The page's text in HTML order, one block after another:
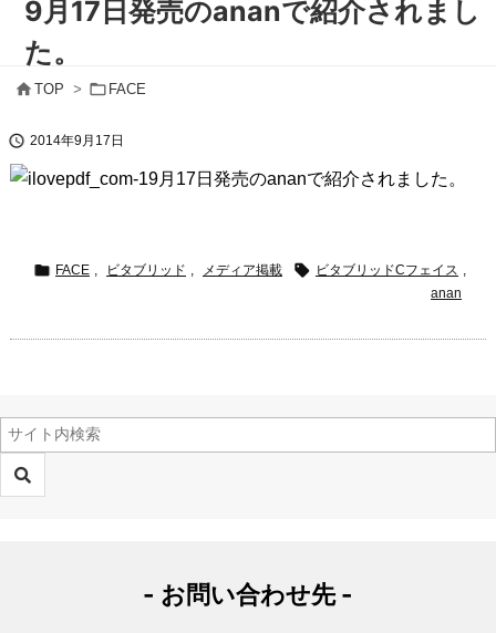
 TOP >  FACE
9月17日発売のananで紹介されまし
た。
 2014年9月17日
9月17日発売のananで紹介されました。
 FACE , ビタブリッド , メディア掲載  ビタブリッドCフェイス ,
anan
- お問い合わせ先 -